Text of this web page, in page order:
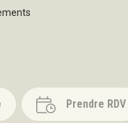
Prendre RDV